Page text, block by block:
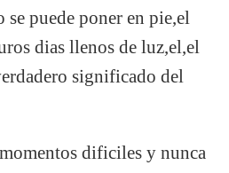
puede poner en pie,el
dias llenos de luz,el,el
significado del
dificiles y nunca